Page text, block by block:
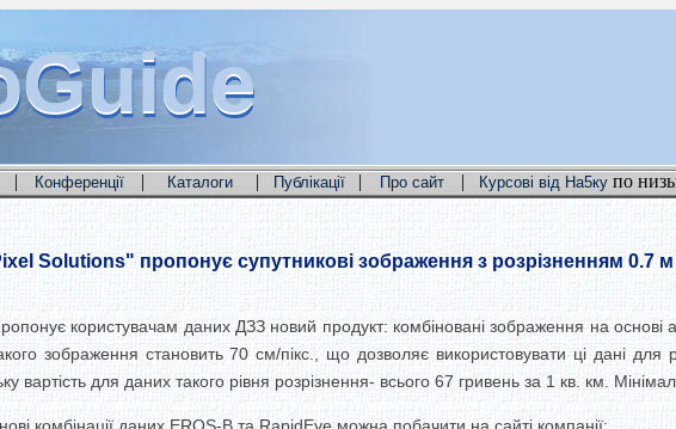
| Конференції | Каталоги | Публікації | Про сайт | Курсові від На5ку по
Solutions" пропонує супутникові зображення з розрізненням 0.7
користувачам даних ДЗЗ новий продукт: комбіновані зображення на основі
зображення становить 70 см/пікс., що дозволяє використовувати ці дані
вартість для даних такого рівня розрізнення- всього 67 гривень за 1 кв. км.